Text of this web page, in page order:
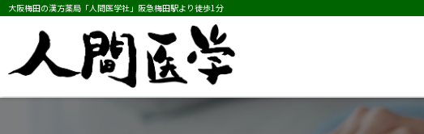
大阪梅田の漢方薬局「人間医学社」阪急梅田駅より徒歩1分